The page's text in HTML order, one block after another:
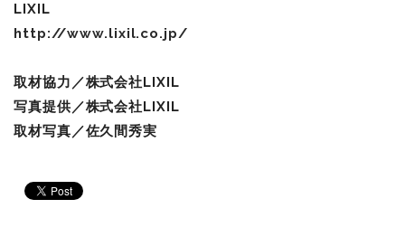
LIXIL
http://www.lixil.co.jp/
取材協力／株式会社 LIXIL
写真提供／株式会社 LIXIL
取材写真／佐久間秀実